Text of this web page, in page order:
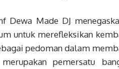
Dewa Made DJ
untuk merefleksikan
pedoman dalam
pemersatu